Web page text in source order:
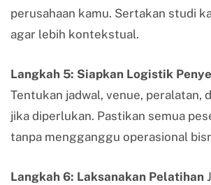
perusahaan kamu. Sertakan studi
agar lebih kontekstual.
Langkah 5: Siapkan Logistik
Tentukan jadwal, venue, peralatan,
jika diperlukan. Pastikan semua
tanpa mengganggu operasional
Langkah 6: Laksanakan Pelatihan